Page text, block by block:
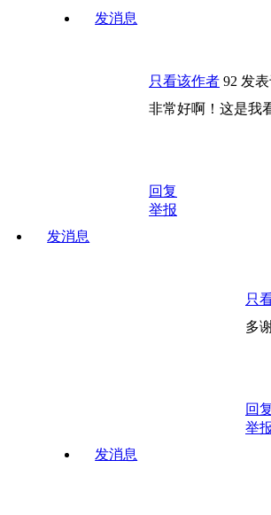
发消息
发消息
只看该作者 92 发表
非常好啊！这是我
回复
举报
发消息
只
多
回
举